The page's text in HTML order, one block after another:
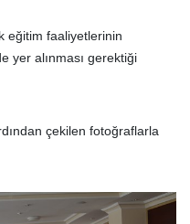
eğitim faaliyetlerinin
yer alınması gerektiği
çekilen fotoğraflarla